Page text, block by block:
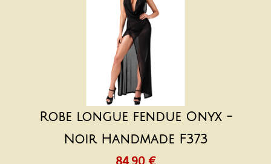
Robe longue fendue Onyx -
Noir Handmade F373